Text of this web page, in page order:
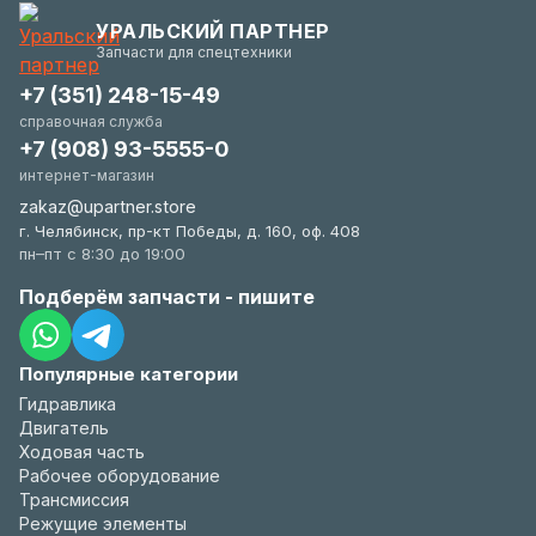
гибки и всегда заинтересованы в вашем
удобстве.
УРАЛЬСКИЙ ПАРТНЕР
Запчасти для спецтехники
Популярные категории
Гидравлика
Двигатель
Ходовая часть
Рабочее оборудование
Трансмиссия
Режущие элементы
+7 (351) 248-15-49
справочная служба
+7 (908) 93-5555-0
интернет-магазин
zakaz@upartner.store
г. Челябинск, пр-кт Победы, д. 160, оф. 408
пн–пт с 8:30 до 19:00
Подберём запчасти - пишите